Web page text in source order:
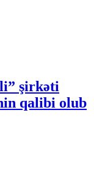
şirkəti
qalibi olub